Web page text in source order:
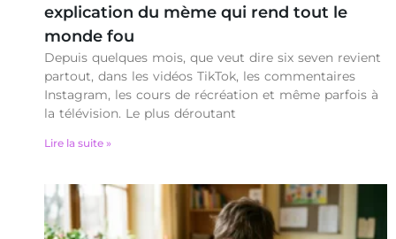
explication du mème qui rend tout le
monde fou
Depuis quelques mois, que veut dire six seven revient
partout, dans les vidéos TikTok, les commentaires
Instagram, les cours de récréation et même parfois à
la télévision. Le plus déroutant
Lire la suite »